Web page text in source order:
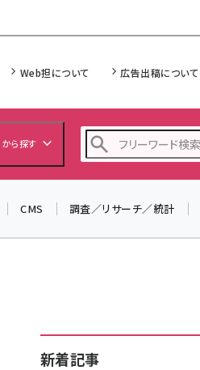
Web担について 広告出稿について
から探す
CMS 調査／リサーチ／統計
新着記事